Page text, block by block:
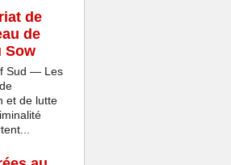
de
de
Sow
Sud — Les
et de lutte